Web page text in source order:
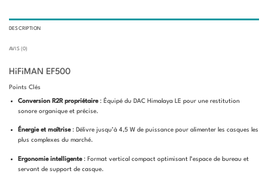
DESCRIPTION
AVIS (0)
HiFiMAN EF500
Points Clés
Conversion R2R propriétaire: Équipé du DAC Himalaya LE pour une restitution
sonore organique et précise.
Énergie et maîtrise: Délivre jusqu’à 4,5 W de puissance pour alimenter les casques les
plus complexes du marché.
Ergonomie intelligente: Format vertical compact optimisant l’espace de bureau et
servant de support de casque.